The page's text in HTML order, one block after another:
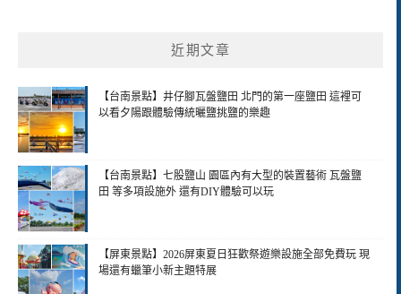
近期文章
【台南景點】井仔腳瓦盤鹽田 北門的第一座鹽田 這裡可
以看夕陽跟體驗傳統曬鹽挑鹽的樂趣
【台南景點】七股鹽山 園區內有大型的裝置藝術 瓦盤鹽
田 等多項設施外 還有DIY體驗可以玩
【屏東景點】2026屏東夏日狂歡祭遊樂設施全部免費玩 現
場還有蠟筆小新主題特展